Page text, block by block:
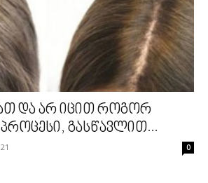
და არ იცით როგორ
გასწავლით...
0